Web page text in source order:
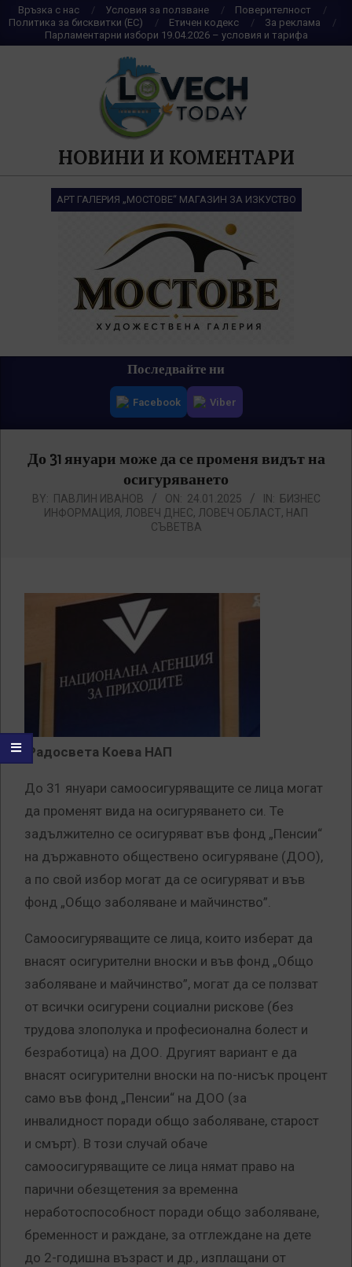
Skip
to
content
Връзка с нас Условия за ползване
Поверителност
Политика за бисквитки (ЕС)
Етичен кодекс
За реклама
Парламентарни избори 19.04.2026 – условия и тарифа
НОВИНИ И КОМЕНТАРИ
АРТ ГАЛЕРИЯ „МОСТОВЕ“ МАГАЗИН ЗА ИЗКУСТВО
Последвайте ни
Facebook Viber
До 31 януари може да се променя видът на
осигуряването
BY: ПАВЛИН ИВАНОВ ON: 24.01.2025 IN: БИЗНЕС
ИНФОРМАЦИЯ, ЛОВЕЧ ДНЕС, ЛОВЕЧ ОБЛАСТ, НАП
СЪВЕТВА
Радосвета Коева НАП
До 31 януари самоосигуряващите се лица могат
да променят вида на осигуряването си. Те
задължително се осигуряват във фонд „Пенсии“
на държавното обществено осигуряване (ДОО),
а по свой избор могат да се осигуряват и във
фонд „Общо заболяване и майчинство”.
Самоосигуряващите се лица, които изберат да
внасят осигурителни вноски и във фонд „Общо
заболяване и майчинство”, могат да се ползват
от всички осигурени социални рискове (без
трудова злополука и професионална болест и
безработица) на ДОО. Другият вариант е да
внасят осигурителни вноски на по-нисък процент
само във фонд „Пенсии“ на ДОО (за
инвалидност поради общо заболяване, старост
и смърт). В този случай обаче
самоосигуряващите се лица нямат право на
парични обезщетения за временна
неработоспособност поради общо заболяване,
бременност и раждане, за отглеждане на дете
до 2-годишна възраст и др., изплащани от